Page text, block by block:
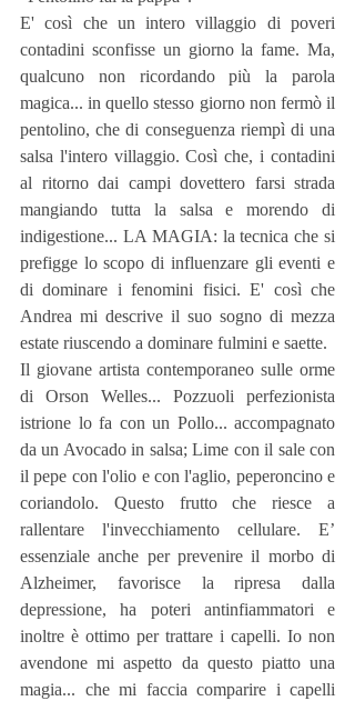
E' così che un intero villaggio di poveri
contadini sconfisse un giorno la fame. Ma,
qualcuno non ricordando più la parola
magica... in quello stesso giorno non fermò il
pentolino, che di conseguenza riempì di una
salsa l'intero villaggio. Così che, i contadini
al ritorno dai campi dovettero farsi strada
mangiando tutta la salsa e morendo di
indigestione... LA MAGIA: la tecnica che si
prefigge lo scopo di influenzare gli eventi e
di dominare i fenomini fisici. E' così che
Andrea mi descrive il suo sogno di mezza
estate riuscendo a dominare fulmini e saette.
Il giovane artista contemporaneo sulle orme
di Orson Welles... Pozzuoli perfezionista
istrione lo fa con un Pollo... accompagnato
da un Avocado in salsa; Lime con il sale con
il pepe con l'olio e con l'aglio, peperoncino e
coriandolo. Questo frutto che riesce a
rallentare l'invecchiamento cellulare. E’
essenziale anche per prevenire il morbo di
Alzheimer, favorisce la ripresa dalla
depressione, ha poteri antinfiammatori e
inoltre è ottimo per trattare i capelli. Io non
avendone mi aspetto da questo piatto una
magia... che mi faccia comparire i capelli